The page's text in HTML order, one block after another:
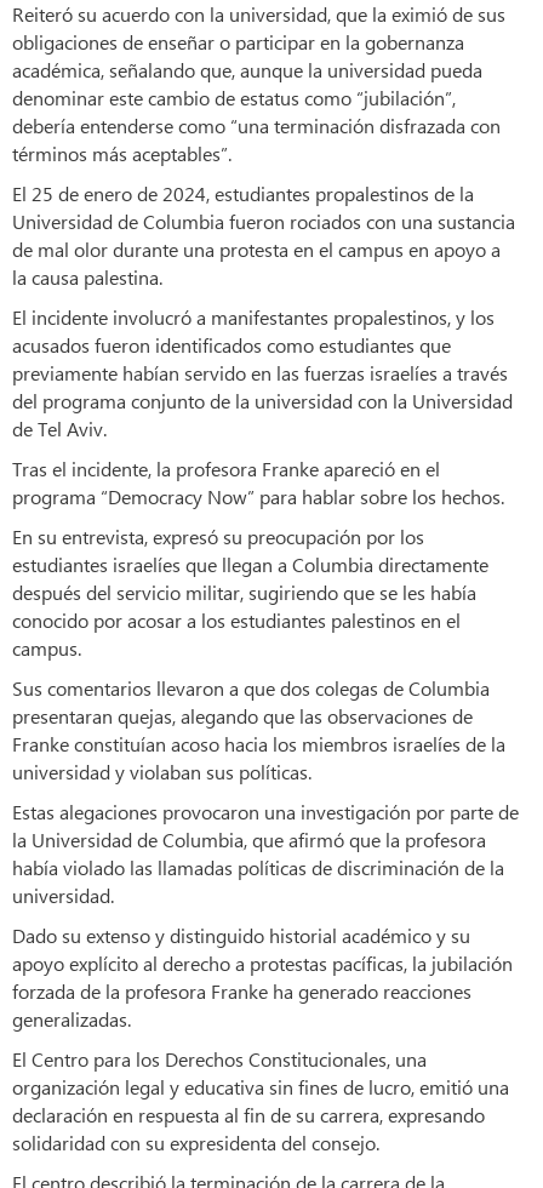
Reiteró su acuerdo con la universidad, que la eximió de sus
obligaciones de enseñar o participar en la gobernanza
académica, señalando que, aunque la universidad pueda
denominar este cambio de estatus como “jubilación”,
debería entenderse como “una terminación disfrazada con
términos más aceptables”.
El 25 de enero de 2024, estudiantes propalestinos de la
Universidad de Columbia fueron rociados con una sustancia
de mal olor durante una protesta en el campus en apoyo a
la causa palestina.
El incidente involucró a manifestantes propalestinos, y los
acusados fueron identificados como estudiantes que
previamente habían servido en las fuerzas israelíes a través
del programa conjunto de la universidad con la Universidad
de Tel Aviv.
Tras el incidente, la profesora Franke apareció en el
programa “Democracy Now” para hablar sobre los hechos.
En su entrevista, expresó su preocupación por los
estudiantes israelíes que llegan a Columbia directamente
después del servicio militar, sugiriendo que se les había
conocido por acosar a los estudiantes palestinos en el
campus.
Sus comentarios llevaron a que dos colegas de Columbia
presentaran quejas, alegando que las observaciones de
Franke constituían acoso hacia los miembros israelíes de la
universidad y violaban sus políticas.
Estas alegaciones provocaron una investigación por parte de
la Universidad de Columbia, que afirmó que la profesora
había violado las llamadas políticas de discriminación de la
universidad.
Dado su extenso y distinguido historial académico y su
apoyo explícito al derecho a protestas pacíficas, la jubilación
forzada de la profesora Franke ha generado reacciones
generalizadas.
El Centro para los Derechos Constitucionales, una
organización legal y educativa sin fines de lucro, emitió una
declaración en respuesta al fin de su carrera, expresando
solidaridad con su expresidenta del consejo.